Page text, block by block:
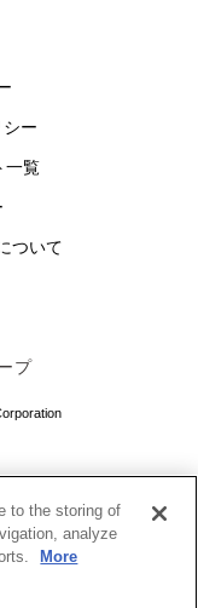
ー
一覧
ついて
プ
to the storing of
analyze
More
リ